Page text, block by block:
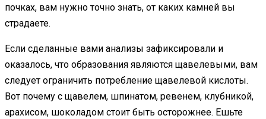
почках, вам нужно точно знать, от каких камней вы
страдаете.
Если сделанные вами анализы зафиксировали и
оказалось, что образования являются щавелевыми, вам
следует ограничить потребление щавелевой кислоты.
Вот почему с щавелем, шпинатом, ревенем, клубникой,
арахисом, шоколадом стоит быть осторожнее. Ешьте